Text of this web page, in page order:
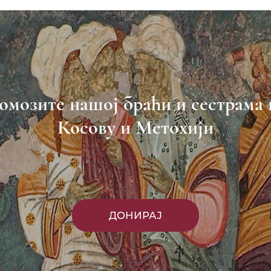
нашој браћи и сестрама
Косову и Метохији
ДОНИРАЈ